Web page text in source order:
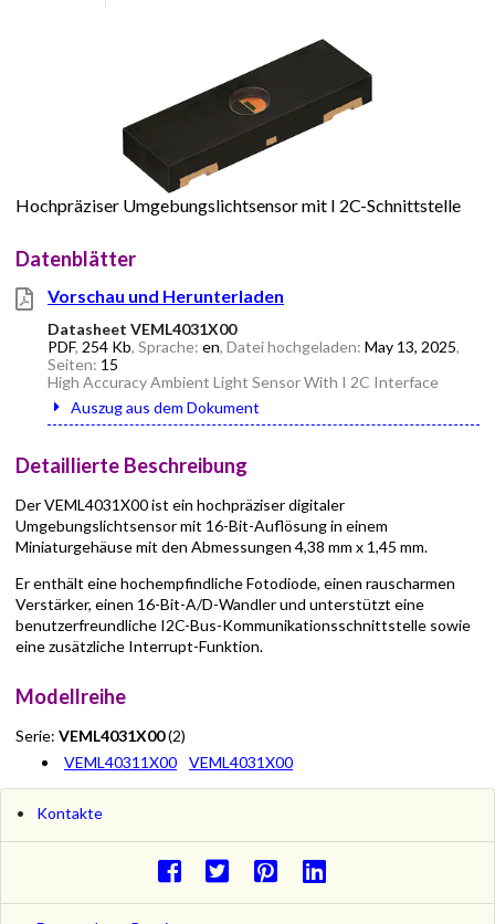
Hochpräziser Umgebungslichtsensor mit I 2C-Schnittstelle
Datenblätter
Vorschau und Herunterladen
Datasheet VEML4031X00
PDF, 254 Kb, Sprache: en, Datei hochgeladen: May 13, 2025,
Seiten: 15
High Accuracy Ambient Light Sensor With I 2C Interface
Auszug aus dem Dokument
Detaillierte Beschreibung
Der VEML4031X00 ist ein hochpräziser digitaler
Umgebungslichtsensor mit 16-Bit-Auflösung in einem
Miniaturgehäuse mit den Abmessungen 4,38 mm x 1,45 mm.
Er enthält eine hochempfindliche Fotodiode, einen rauscharmen
Verstärker, einen 16-Bit-A/D-Wandler und unterstützt eine
benutzerfreundliche I2C-Bus-Kommunikationsschnittstelle sowie
eine zusätzliche Interrupt-Funktion.
Modellreihe
Serie: VEML4031X00(2)
VEML40311X00
VEML4031X00
Kontakte